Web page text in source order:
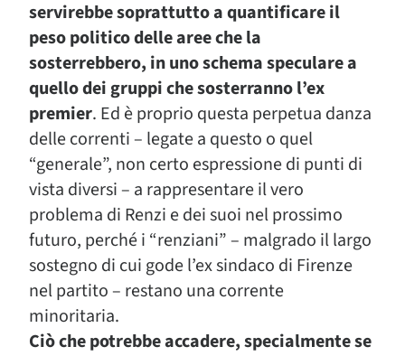
servirebbe soprattutto a quantificare il
peso politico delle aree che la
sosterrebbero, in uno schema speculare a
quello dei gruppi che sosterranno l’ex
premier. Ed è proprio questa perpetua danza
delle correnti – legate a questo o quel
“generale”, non certo espressione di punti di
vista diversi – a rappresentare il vero
problema di Renzi e dei suoi nel prossimo
futuro, perché i “renziani” – malgrado il largo
sostegno di cui gode l’ex sindaco di Firenze
nel partito – restano una corrente
minoritaria.
Ciò che potrebbe accadere, specialmente se